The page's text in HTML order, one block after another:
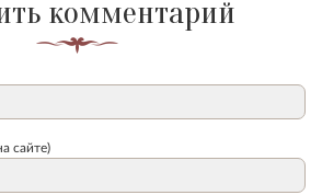
комментарий
сайте)